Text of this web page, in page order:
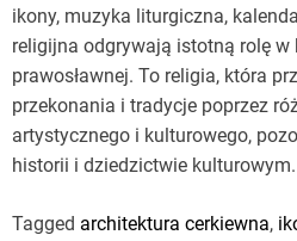
ikony, muzyka liturgiczna,
religijna odgrywają istotną rolę w
prawosławnej. To religia, która
przekonania i tradycje poprzez
artystycznego i kulturowego,
historii i dziedzictwie kulturowym.
Tagged architektura cerkiewna,